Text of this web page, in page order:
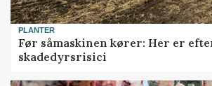
PLANTER
Før såmaskinen kører: Her er
skadedyrsrisici